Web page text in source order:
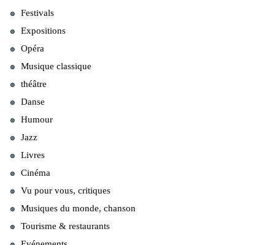
Festivals
Expositions
Opéra
Musique classique
théâtre
Danse
Humour
Jazz
Livres
Cinéma
Vu pour vous, critiques
Musiques du monde, chanson
Tourisme & restaurants